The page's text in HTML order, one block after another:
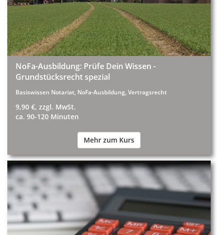
NoFa-Ausbildung: Prüfe Dein Wissen -
Grundstücksrecht spezial
Basiswissen Notariat, NoFa-Ausbildung, Vertragsrecht
9,90 €, zzgl. MwSt.
ca. 90-120 Minuten
Mehr zum Kurs